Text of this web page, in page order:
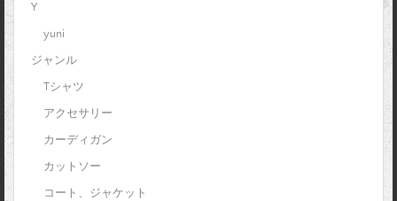
Y
yuni
ジャンル
Tシャツ
アクセサリー
カーディガン
カットソー
コート、ジャケット